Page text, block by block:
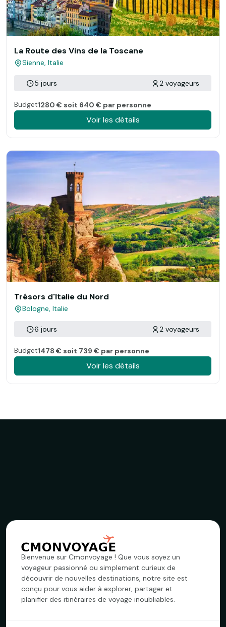
La Route des Vins de la Toscane
Sienne, Italie
5 jours 2 voyageurs
Budget1280 € soit 640 € par personne
Voir les détails
Trésors d'Italie du Nord
Bologne, Italie
6 jours 2 voyageurs
Budget1478 € soit 739 € par personne
Voir les détails
Bienvenue sur Cmonvoyage ! Que vous soyez un
voyageur passionné ou simplement curieux de
découvrir de nouvelles destinations, notre site est
conçu pour vous aider à explorer, partager et
planifier des itinéraires de voyage inoubliables.